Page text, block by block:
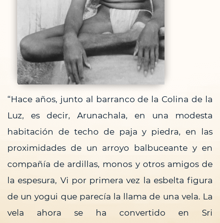
“Hace años, junto al barranco de la Colina de la
Luz, es decir, Arunachala, en una modesta
habitación de techo de paja y piedra, en las
proximidades de un arroyo balbuceante y en
compañía de ardillas, monos y otros amigos de
la espesura, Vi por primera vez la esbelta figura
de un yogui que parecía la llama de una vela. La
vela ahora se ha convertido en Sri